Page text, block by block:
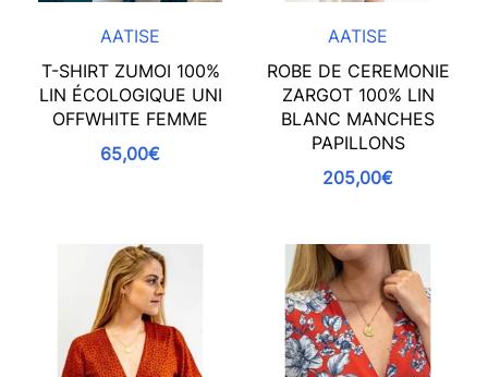
AATISE
T-SHIRT ZUMOI 100%
LIN ÉCOLOGIQUE UNI
OFFWHITE FEMME
65,00€
AATISE
ROBE DE CEREMONIE
ZARGOT 100% LIN
BLANC MANCHES
PAPILLONS
205,00€